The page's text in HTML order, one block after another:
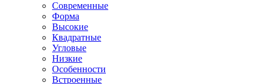
Современные
Форма
Высокие
Квадратные
Угловые
Низкие
Особенности
Встроенные